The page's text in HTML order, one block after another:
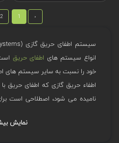
‹
1
2
انواع سیستم های اطفای حریق
خود را نسبت به سایر سیستم های
نامیده می شود، اصطلاحی است
این سیستم معمولاً از عامل، ظروف
نمایش